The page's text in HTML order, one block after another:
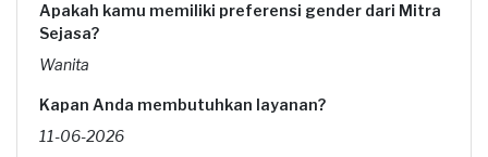
Apakah kamu memiliki preferensi gender dari Mitra
Sejasa?
Wanita
Kapan Anda membutuhkan layanan?
11-06-2026